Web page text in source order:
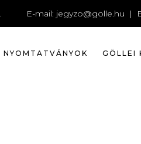
E-mail: jegyzo@golle.hu |
NYOMTATVÁNYOK GÖLLEI